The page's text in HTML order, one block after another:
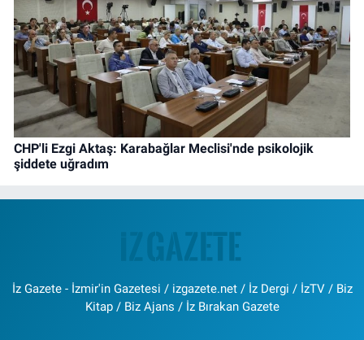
CHP'li Ezgi Aktaş: Karabağlar Meclisi'nde psikolojik
şiddete uğradım
İz Gazete - İzmir'in Gazetesi / izgazete.net / İz Dergi / İzTV / Biz
Kitap / Biz Ajans / İz Bırakan Gazete